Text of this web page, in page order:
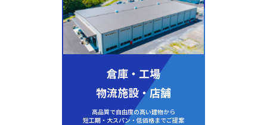
倉庫・工場
物流施設・店舗
高品質で自由度の高い建物から
短工期・大スパン・低価格までご提案